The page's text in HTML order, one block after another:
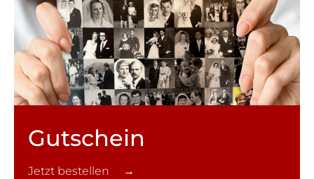
Gutschein
Jetzt bestellen →